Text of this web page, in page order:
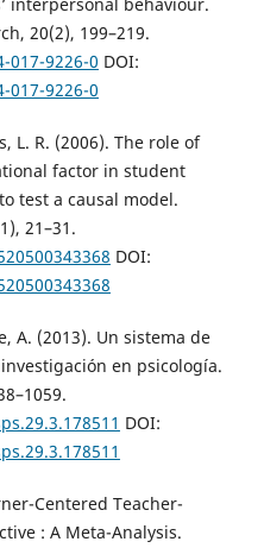
20(2), 199–219.
9226-0 DOI:
9226-0
L. R. (2006). The role of
factor in student
test a causal model.
21–31.
DOI:
A. (2013). Un sistema de
en psicología.
DOI:
Centered Teacher-
: A Meta-Analysis.